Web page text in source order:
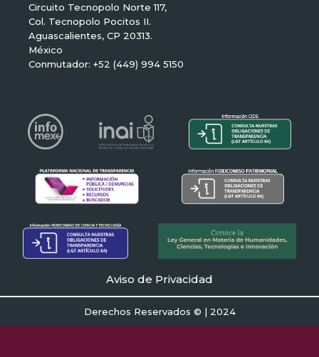
Circuito Tecnopolo Norte 117,
Col. Tecnopolo Pocitos II.
Aguascalientes, CP 20313.
México
Conmutador: +52 (449) 994 5150
Aviso de Privacidad
Derechos Reservados © | 2024